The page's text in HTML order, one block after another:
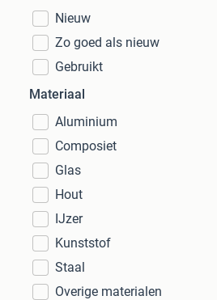
Nieuw
Zo goed als nieuw
Gebruikt
Materiaal
Aluminium
Composiet
Glas
Hout
IJzer
Kunststof
Staal
Overige materialen